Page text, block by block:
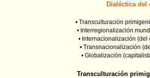
Dialéctica
• Transculturación
• Interregionalización
• Internacionalización (del
• Transnacionalización
• Globalización
Transculturación